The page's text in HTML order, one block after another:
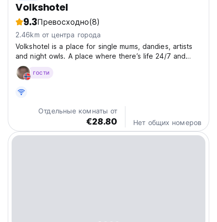
Volkshotel
9.3Превосходно(8)
2.46km от центра города
Volkshotel is a place for single mums, dandies, artists
and night owls. A place where there’s life 24/7 and
creativity flows. In Volkshotel, locals and travellers
gather to eat, drink, work, sleep and play. With
гости
Отдельные комнаты от
€28.80 Нет общих номеров